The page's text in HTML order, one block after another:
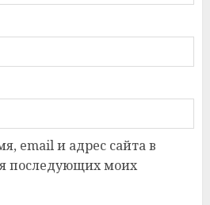
email и адрес сайта в
последующих моих